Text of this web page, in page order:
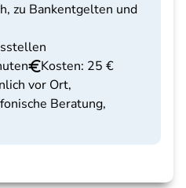
zu Bankentgelten und
Kosten: 25 €
vor Ort,
Beratung,